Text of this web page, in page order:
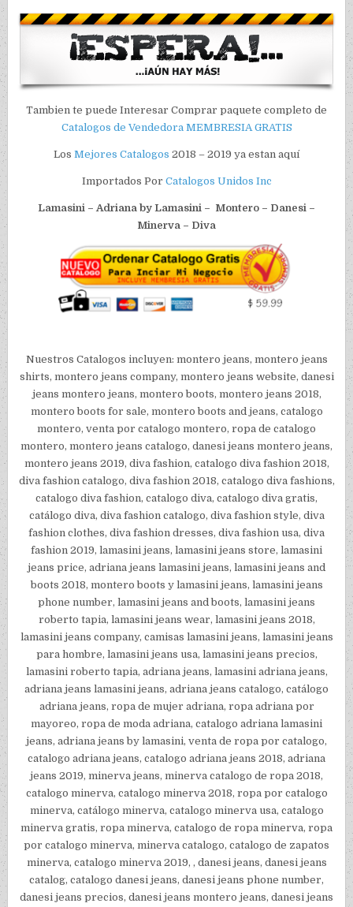
Tambien te puede Interesar Comprar paquete completo de
Catalogos de Vendedora MEMBRESIA GRATIS
Los Mejores Catalogos 2018 – 2019 ya estan aquí
Importados Por Catalogos Unidos Inc
Lamasini – Adriana by Lamasini – Montero – Danesi –
Minerva – Diva
Nuestros Catalogos incluyen: montero jeans, montero jeans
shirts, montero jeans company, montero jeans website, danesi
jeans montero jeans, montero boots, montero jeans 2018,
montero boots for sale, montero boots and jeans, catalogo
montero, venta por catalogo montero, ropa de catalogo
montero, montero jeans catalogo, danesi jeans montero jeans,
montero jeans 2019, diva fashion, catalogo diva fashion 2018,
diva fashion catalogo, diva fashion 2018, catalogo diva fashions,
catalogo diva fashion, catalogo diva, catalogo diva gratis,
catálogo diva, diva fashion catalogo, diva fashion style, diva
fashion clothes, diva fashion dresses, diva fashion usa, diva
fashion 2019, lamasini jeans, lamasini jeans store, lamasini
jeans price, adriana jeans lamasini jeans, lamasini jeans and
boots 2018, montero boots y lamasini jeans, lamasini jeans
phone number, lamasini jeans and boots, lamasini jeans
roberto tapia, lamasini jeans wear, lamasini jeans 2018,
lamasini jeans company, camisas lamasini jeans, lamasini jeans
para hombre, lamasini jeans usa, lamasini jeans precios,
lamasini roberto tapia, adriana jeans, lamasini adriana jeans,
adriana jeans lamasini jeans, adriana jeans catalogo, catálogo
adriana jeans, ropa de mujer adriana, ropa adriana por
mayoreo, ropa de moda adriana, catalogo adriana lamasini
jeans, adriana jeans by lamasini, venta de ropa por catalogo,
catalogo adriana jeans, catalogo adriana jeans 2018, adriana
jeans 2019, minerva jeans, minerva catalogo de ropa 2018,
catalogo minerva, catalogo minerva 2018, ropa por catalogo
minerva, catálogo minerva, catalogo minerva usa, catalogo
minerva gratis, ropa minerva, catalogo de ropa minerva, ropa
por catalogo minerva, minerva catalogo, catalogo de zapatos
minerva, catalogo minerva 2019, , danesi jeans, danesi jeans
catalog, catalogo danesi jeans, danesi jeans phone number,
danesi jeans precios, danesi jeans montero jeans, danesi jeans